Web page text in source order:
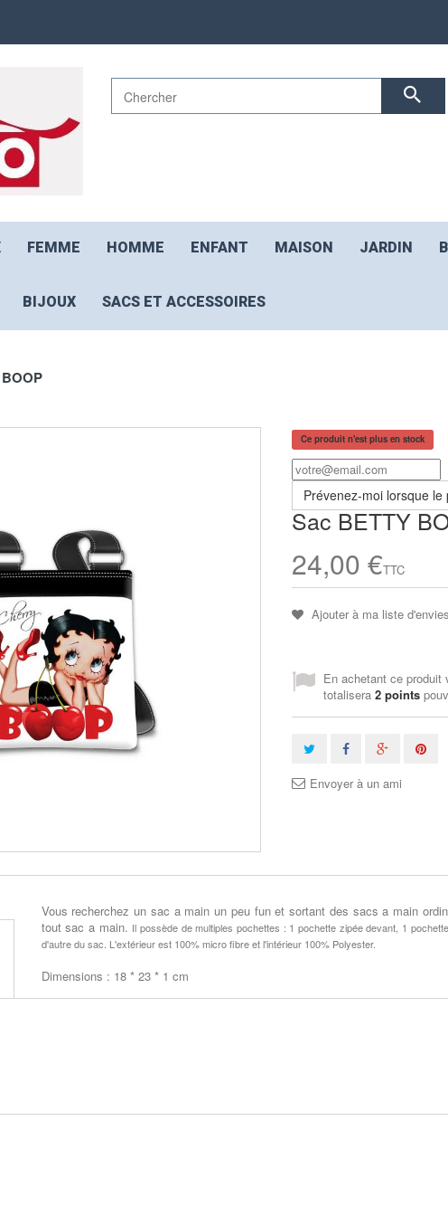
FEMME HOMME ENFANT MAISON JARDIN
BIJOUX SACS ET ACCESSOIRES
Ce produit n'est plus en stock
Prévenez-moi lorsque
Sac BETTY
24,00 €TTC
Ajouter à ma liste d'envies
En achetant ce produit
totalisera 2 points
Envoyer à un ami
Vous recherchez un sac a main un peu fun et sortant des sacs a main
tout sac a main. Il possède de multiples pochettes : 1 pochette zipée devant, 1
d'autre du sac. L'extérieur est 100% micro fibre et l'intérieur 100% Polyester.
Dimensions : 18 * 23 * 1 cm